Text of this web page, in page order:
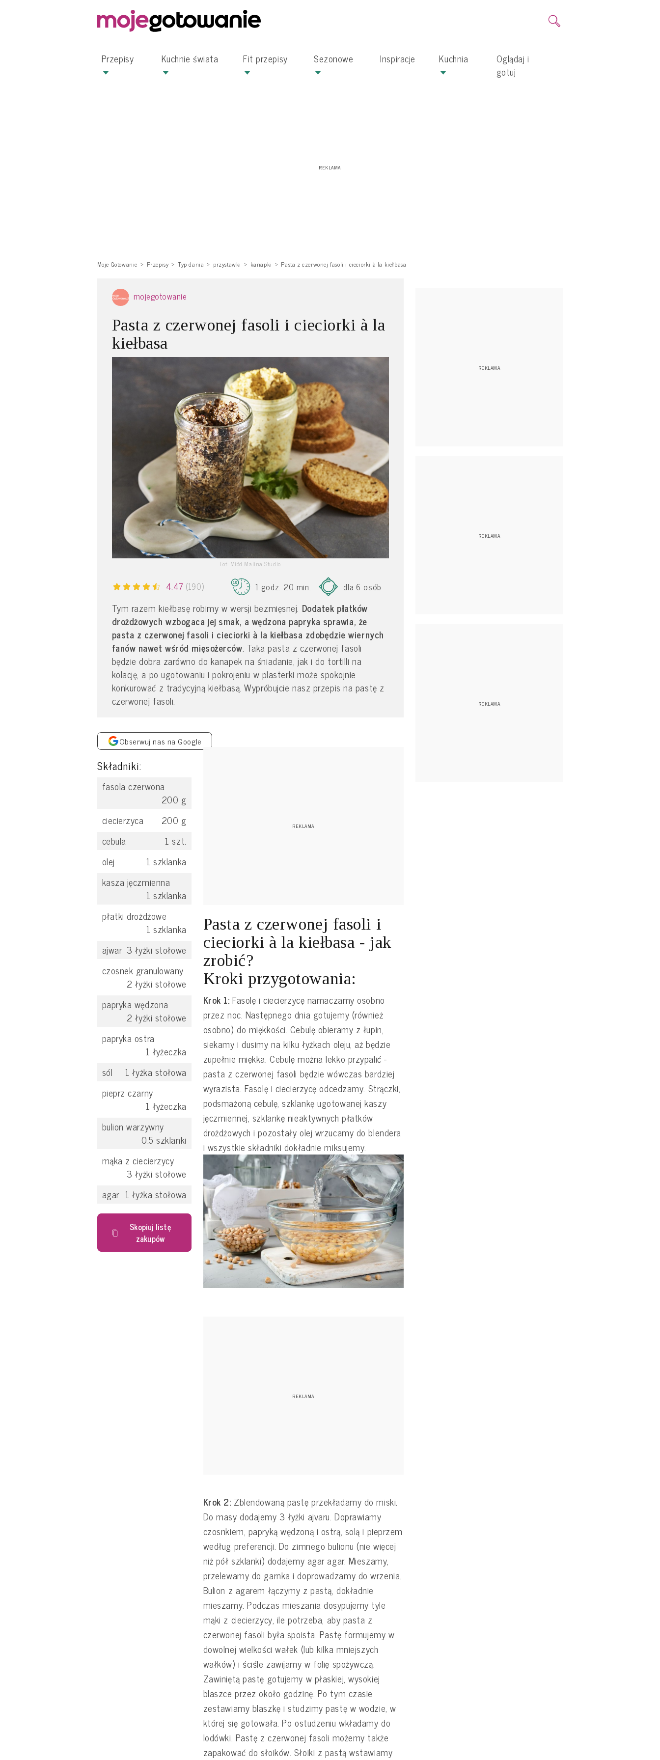
Przepisy Kuchnie świata Fit przepisy Sezonowe Inspiracje Kuchnia
Oglądaj i
gotuj
Moje Gotowanie Przepisy Typ dania przystawki kanapki Pasta z czerwonej fasoli i cieciorki à la kiełbasa
mojegotowanie
Pasta z czerwonej fasoli i cieciorki à la
kiełbasa
Fot. Miód Malina Studio
4.47 (190) 1 godz. 20 min. dla 6 osób
Tym razem kiełbasę robimy w wersji bezmięsnej. Dodatek płatków
drożdżowych wzbogaca jej smak, a wędzona papryka sprawia, że
pasta z czerwonej fasoli i cieciorki à la kiełbasa zdobędzie wiernych
fanów nawet wśród mięsożerców. Taka pasta z czerwonej fasoli
będzie dobra zarówno do kanapek na śniadanie, jak i do tortilli na
kolację, a po ugotowaniu i pokrojeniu w plasterki może spokojnie
konkurować z tradycyjną kiełbasą. Wypróbujcie nasz przepis na pastę z
czerwonej fasoli.
Obserwuj nas na Google
Składniki:
fasola czerwona
200 g
ciecierzyca
200 g
cebula
1 szt.
olej
1 szklanka
kasza jęczmienna
1 szklanka
płatki drożdżowe
1 szklanka
ajwar 3 łyżki stołowe
czosnek granulowany
2 łyżki stołowe
papryka wędzona
2 łyżki stołowe
papryka ostra
1 łyżeczka
sól
1 łyżka stołowa
pieprz czarny
1 łyżeczka
bulion warzywny
0.5 szklanki
mąka z ciecierzycy
3 łyżki stołowe
agar 1 łyżka stołowa
Skopiuj listę
zakupów
Pasta z czerwonej fasoli i
cieciorki à la kiełbasa - jak
zrobić?
Kroki przygotowania:
Krok 1: Fasolę i ciecierzycę namaczamy osobno
przez noc. Następnego dnia gotujemy (również
osobno) do miękkości. Cebulę obieramy z łupin,
siekamy i dusimy na kilku łyżkach oleju, aż będzie
zupełnie miękka. Cebulę można lekko przypalić -
pasta z czerwonej fasoli będzie wówczas bardziej
wyrazista. Fasolę i ciecierzycę odcedzamy. Strączki,
podsmażoną cebulę, szklankę ugotowanej kaszy
jęczmiennej, szklankę nieaktywnych płatków
drożdżowych i pozostały olej wrzucamy do blendera
i wszystkie składniki dokładnie miksujemy.
Krok 2: Zblendowaną pastę przekładamy do miski.
Do masy dodajemy 3 łyżki ajvaru. Doprawiamy
czosnkiem, papryką wędzoną i ostrą, solą i pieprzem
według preferencji. Do zimnego bulionu (nie więcej
niż pół szklanki) dodajemy agar agar. Mieszamy,
przelewamy do garnka i doprowadzamy do wrzenia.
Bulion z agarem łączymy z pastą, dokładnie
mieszamy. Podczas mieszania dosypujemy tyle
mąki z ciecierzycy, ile potrzeba, aby pasta z
czerwonej fasoli była spoista. Pastę formujemy w
dowolnej wielkości wałek (lub kilka mniejszych
wałków) i ściśle zawijamy w folię spożywczą.
Zawiniętą pastę gotujemy w płaskiej, wysokiej
blaszce przez około godzinę. Po tym czasie
zestawiamy blaszkę i studzimy pastę w wodzie, w
której się gotowała. Po ostudzeniu wkładamy do
lodówki. Pastę z czerwonej fasoli możemy także
zapakować do słoików. Słoiki z pastą wstawiamy